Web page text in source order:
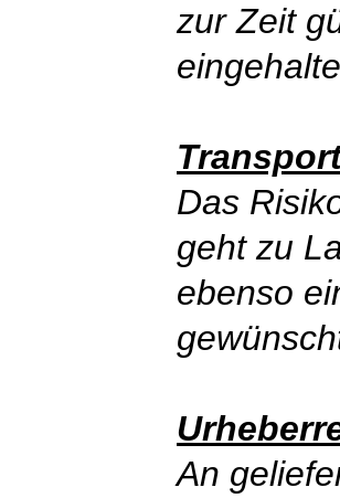
zur Zeit
Das
geht zu
ebenso
An